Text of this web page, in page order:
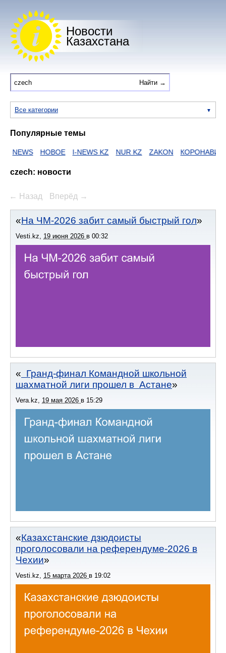
Новости
Казахстана
Все категории
Популярные темы
NEWS НОВОЕ I-NEWS KZ NUR KZ ZAKON КОРОНАВИРУС
czech: новости
← Назад Вперёд →
На ЧМ-2026 забит самый быстрый гол
Vesti.kz, 19 июня 2026 в 00:32
Гранд-финал Командной школьной
шахматной лиги прошел в Астане
Vera.kz 19 мая 2026 в 15:29
Казахстанские дзюдоисты
проголосовали на референдуме-2026 в
Чехии
Vesti.kz 15 марта 2026 в 19:02